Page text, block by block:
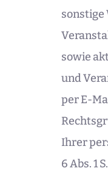
sonstige
sowie
und
per E-
Ihrer
6 Abs. 1